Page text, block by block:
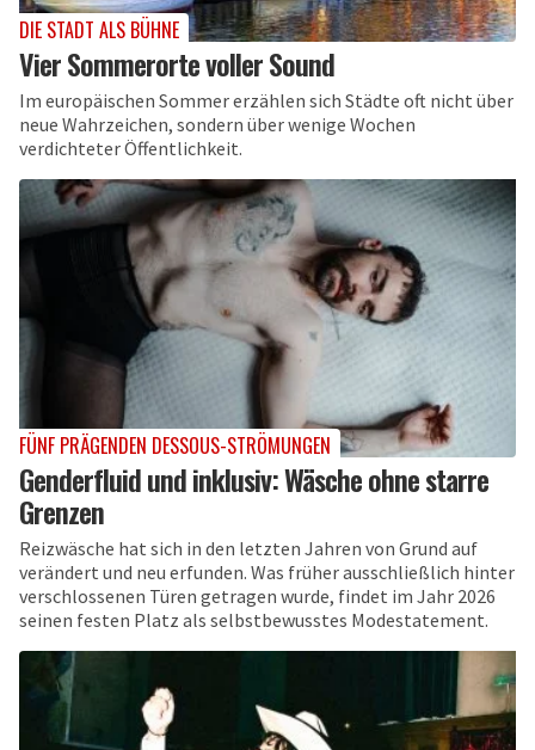
DIE STADT ALS BÜHNE
Vier Sommerorte voller Sound
Im europäischen Sommer erzählen sich Städte oft nicht über
neue Wahrzeichen, sondern über wenige Wochen
verdichteter Öffentlichkeit.
FÜNF PRÄGENDEN DESSOUS-STRÖMUNGEN
Genderfluid und inklusiv: Wäsche ohne starre
Grenzen
Reizwäsche hat sich in den letzten Jahren von Grund auf
verändert und neu erfunden. Was früher ausschließlich hinter
verschlossenen Türen getragen wurde, findet im Jahr 2026
seinen festen Platz als selbstbewusstes Modestatement.